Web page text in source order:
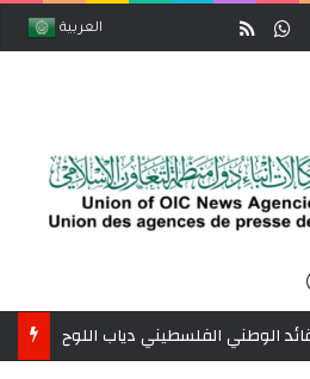
العربية
الوطني الفلسطيني دياب اللوح